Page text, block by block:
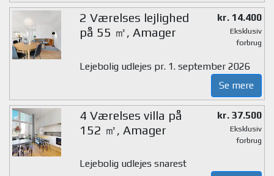
2 Værelses lejlighed
på 55 ㎡, Amager
kr. 14.400
Eksklusiv
forbrug
Lejebolig udlejes pr. 1. september 2026
Se mere
4 Værelses villa på
152 ㎡, Amager
kr. 37.500
Eksklusiv
forbrug
Lejebolig udlejes snarest